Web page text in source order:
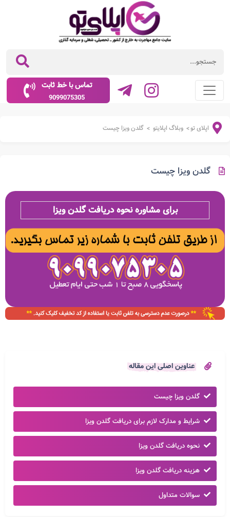
تماس با خط ثابت
9099075305
اپلای تو> وبلاگ اپلایتو > گلدن ویزا چیست
گلدن ویزا چیست
برای مشاوره نحوه دریافت گلدن ویزا
عناوین اصلی این مقاله
گلدن ویزا چیست
شرایط و مدارک لازم برای دریافت گلدن ویزا
نحوه دریافت گلدن ویزا
هزینه دریافت گلدن ویزا
سوالات متداول